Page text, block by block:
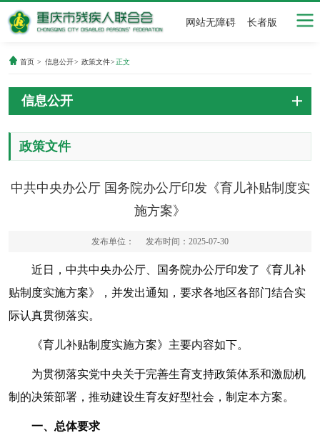
网站无障碍 长者版
首页 > 信息公开> 政策文件> 正文
信息公开
政策文件
中共中央办公厅 国务院办公厅印发《育儿补贴制度实
施方案》
发布单位： 发布时间：2025-07-30
近日，中共中央办公厅、国务院办公厅印发了《育儿补
贴制度实施方案》，并发出通知，要求各地区各部门结合实
际认真贯彻落实。
《育儿补贴制度实施方案》主要内容如下。
为贯彻落实党中央关于完善生育支持政策体系和激励机
制的决策部署，推动建设生育友好型社会，制定本方案。
一、总体要求